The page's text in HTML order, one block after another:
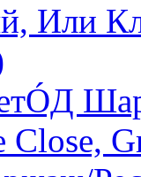
Или
Close,